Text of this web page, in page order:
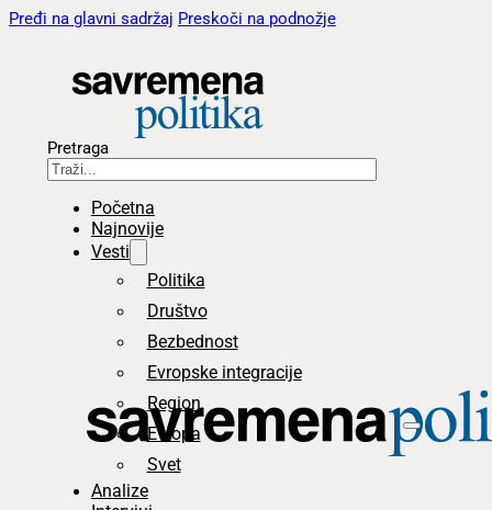
Pređi na glavni sadržaj Preskoči na podnožje
Pretraga
Početna
Najnovije
Vesti
Politika
Društvo
Bezbednost
Evropske integracije
Region
Evropa
Svet
Analize